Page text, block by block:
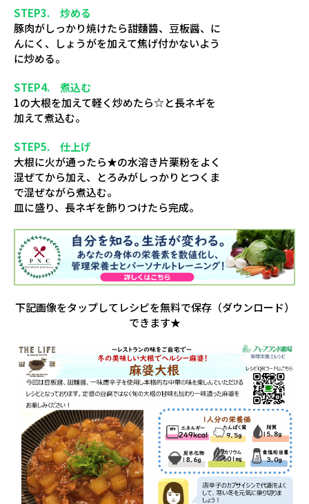
STEP3. 炒める
豚肉がしっかり焼けたら甜麵醬、豆板醤、に
んにく、しょうがを加えて焦げ付かないよう
に炒める。
STEP4. 煮込む
1の大根を加えて軽く炒めたら☆と長ネギを
加えて煮込む。
STEP5. 仕上げ
大根に火が通ったら★の水溶き片栗粉をよく
混ぜてから加え、とろみがしっかりとつくま
で混ぜながら煮込む。
皿に盛り、長ネギを飾りつけたら完成。
下記画像をタップしてレシピを無料で保存（ダウンロード）
できます★